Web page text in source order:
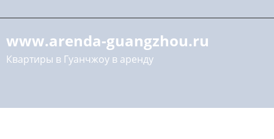
www.arenda-guangzhou.ru
Квартиры в Гуанчжоу в аренду